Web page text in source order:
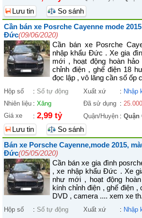
Lưu tin
So sánh
Cần bán xe Posrche Cayenne mode
Đức(09/06/2020)
Cần bán xe Posrche
nhập khẩu Đức . Xe gia
mới , hoạt động hoàn
chỉnh điện , ghế điện 18
đọc lập , vô lăng cần số ốp
Hộp số : Số tự động Xuất xứ : Nhập
Nhiên liệu : Xăng Đã sử dụng :
Giá xe
: 2,99 tỷ Quận/Huyện : Quận
Lưu tin
So sánh
Bán xe Porsche Cayenne,mode 2015,
Đức(05/05/2020)
Cần bán xe gia đình
, xe nhập khẩu Đức . Xe
như mới , hoạt động
kính chỉnh điện , ghế điện
DVD , camera .... xem xe
Hộp số : Số tự động Xuất xứ : Nhập